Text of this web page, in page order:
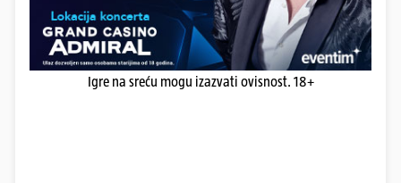
Igre na sreću mogu izazvati ovisnost. 18+